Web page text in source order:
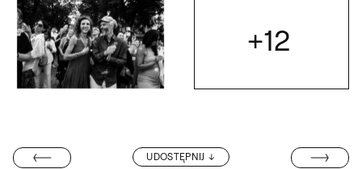
+12
UDOSTĘPNIJ
ILUSTRACJI”
„TYPOWA